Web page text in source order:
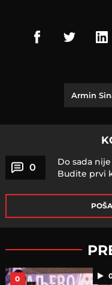
Armin
0
Do sada
Budite prvi
0